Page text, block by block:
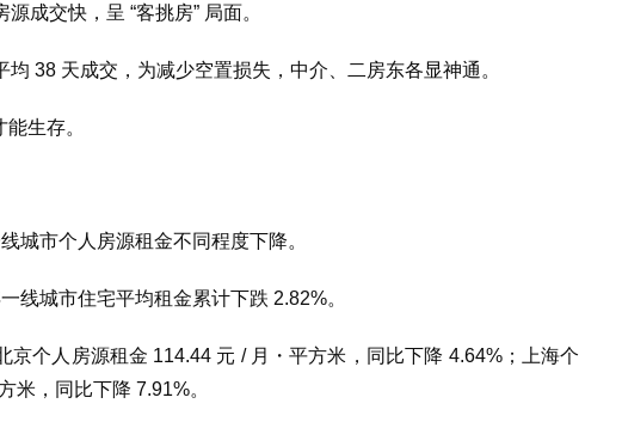
成交快，呈 “客挑房” 局面。
38 天成交，为减少空置损失，中介、二房东各显神通。
生存。
城市个人房源租金不同程度下降。
线城市住宅平均租金累计下跌 2.82%。
京个人房源租金 114.44 元 / 月・平方米，同比下降 4.64%；上海个
米，同比下降 7.91%。